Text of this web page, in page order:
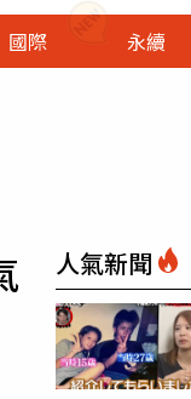
國際 永續
人氣新聞